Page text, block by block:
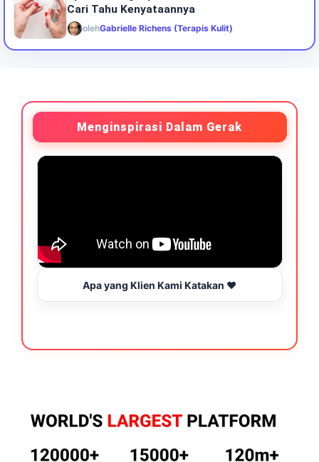
Cari Tahu Kenyataannya
olehGabrielle Richens (Terapis Kulit)
Menginspirasi Dalam Gerak
Apa yang Klien Kami Katakan ❤️